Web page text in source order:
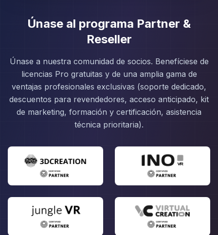
Únase al programa Partner &
Reseller
Únase a nuestra comunidad de socios. Benefíciese de
licencias Pro gratuitas y de una amplia gama de
ventajas profesionales exclusivas (soporte dedicado,
descuentos para revendedores, acceso anticipado, kit
de marketing, formación y certificación, asistencia
técnica prioritaria).